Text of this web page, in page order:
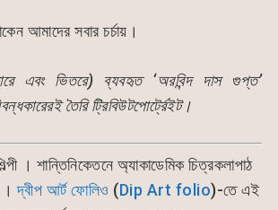
আমাদের সবার চর্চায়।
এবং ভিতরে) ব্যবহৃত ‘অরবিন্দ দাস গুপ্ত’
তৈরি ট্রিবিউটপোর্ট্রেইট।
। শান্তিনিকেতনে অ্যাকাডেমিক চিত্রকলাপাঠ
।দ্বীপ আর্ট ফোলিও (Dip Art folio)-তে এই